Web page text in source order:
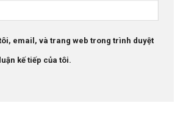
email, và trang web trong trình duyệt
kế tiếp của tôi.